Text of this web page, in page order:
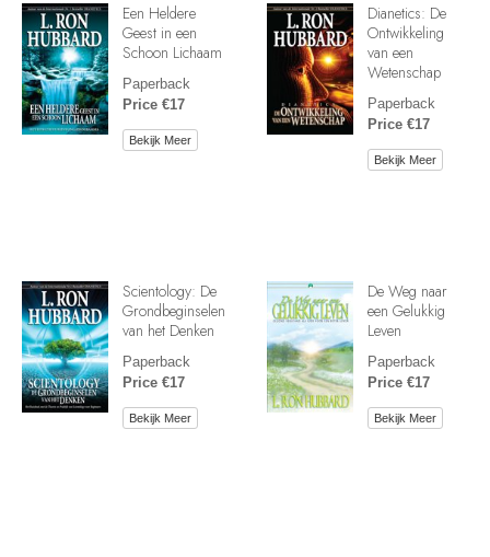
Een Heldere
Geest in een
Schoon Lichaam
Paperback
Price €17
Bekijk Meer
Dianetics: De
Ontwikkeling
van een
Wetenschap
Paperback
Price €17
Bekijk Meer
Scientology: De
Grondbeginselen
van het Denken
Paperback
Price €17
Bekijk Meer
De Weg naar
een Gelukkig
Leven
Paperback
Price €17
Bekijk Meer